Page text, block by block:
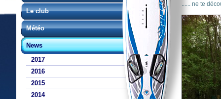
Le club
Météo
News
2017
2016
2015
2014
...... ne te